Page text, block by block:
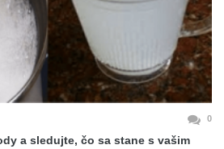
0
a sledujte, čo sa stane s vašim